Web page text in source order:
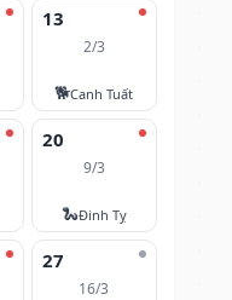
13
2/3
🐕Canh Tuất
20
9/3
🐍Đinh Tỵ
27
16/3